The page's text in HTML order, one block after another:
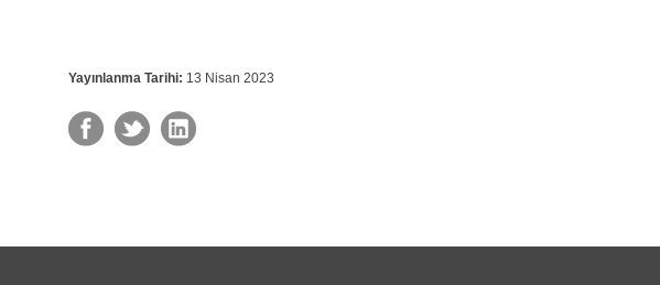
Yayınlanma Tarihi: 13 Nisan 2023